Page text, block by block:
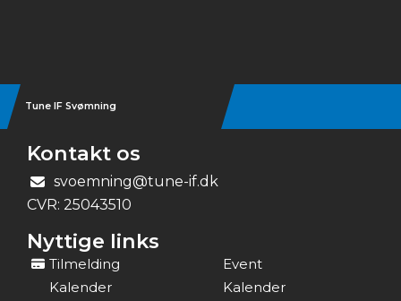
Tune IF Svømning
Kontakt os
svoemning@tune-if.dk
CVR: 25043510
Nyttige links
Tilmelding
Event
Kalender
Kalender